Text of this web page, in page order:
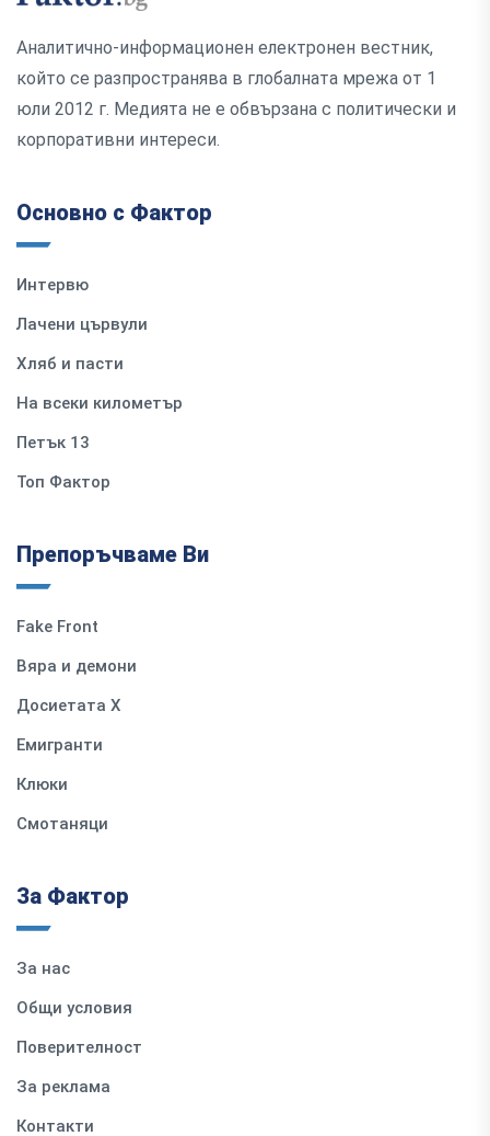
Аналитично-информационен електронен вестник,
който се разпространява в глобалната мрежа от 1
юли 2012 г. Медията не е обвързана с политически и
корпоративни интереси.
Основно с Фактор
Интервю
Лачени цървули
Хляб и пасти
На всеки километър
Петък 13
Топ Фактор
Препоръчваме Ви
Fake Front
Вяра и демони
Досиетата Х
Емигранти
Клюки
Смотаняци
За Фактор
За нас
Общи условия
Поверителност
За реклама
Контакти